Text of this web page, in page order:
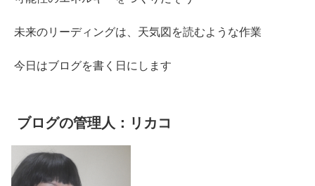
未来のリーディングは、天気図を読むような作業
今日はブログを書く日にします
ブログの管理人：リカコ